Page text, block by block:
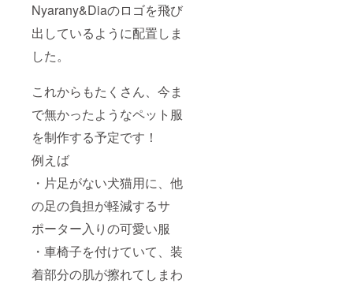
Nyarany&Diaのロゴを飛び
出しているように配置しま
した。
これからもたくさん、今ま
で無かったようなペット服
を制作する予定です！
例えば
・片足がない犬猫用に、他
の足の負担が軽減するサ
ポーター入りの可愛い服
・車椅子を付けていて、装
着部分の肌が擦れてしまわ